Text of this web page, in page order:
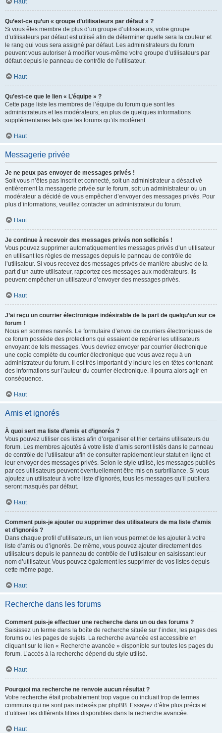
Haut
Qu’est-ce qu’un « groupe d’utilisateurs par défaut » ?
Si vous êtes membre de plus d’un groupe d’utilisateurs, votre groupe
d’utilisateurs par défaut est utilisé afin de déterminer quelle sera la couleur et
le rang qui vous sera assigné par défaut. Les administrateurs du forum
peuvent vous autoriser à modifier vous-même votre groupe d’utilisateurs par
défaut depuis le panneau de contrôle de l’utilisateur.
Haut
Qu’est-ce que le lien « L’équipe » ?
Cette page liste les membres de l’équipe du forum que sont les
administrateurs et les modérateurs, en plus de quelques informations
supplémentaires tels que les forums qu’ils modèrent.
Haut
Messagerie privée
Je ne peux pas envoyer de messages privés !
Soit vous n’êtes pas inscrit et connecté, soit un administrateur a désactivé
entièrement la messagerie privée sur le forum, soit un administrateur ou un
modérateur a décidé de vous empêcher d’envoyer des messages privés. Pour
plus d’informations, veuillez contacter un administrateur du forum.
Haut
Je continue à recevoir des messages privés non sollicités !
Vous pouvez supprimer automatiquement les messages privés d’un utilisateur
en utilisant les règles de messages depuis le panneau de contrôle de
l’utilisateur. Si vous recevez des messages privés de manière abusive de la
part d’un autre utilisateur, rapportez ces messages aux modérateurs. Ils
peuvent empêcher un utilisateur d’envoyer des messages privés.
Haut
J’ai reçu un courrier électronique indésirable de la part de quelqu’un sur ce
forum !
Nous en sommes navrés. Le formulaire d’envoi de courriers électroniques de
ce forum possède des protections qui essaient de repérer les utilisateurs
envoyant de tels messages. Vous devriez envoyer par courrier électronique
une copie complète du courrier électronique que vous avez reçu à un
administrateur du forum. Il est très important d’y inclure les en-têtes contenant
des informations sur l’auteur du courrier électronique. Il pourra alors agir en
conséquence.
Haut
Amis et ignorés
À quoi sert ma liste d’amis et d’ignorés ?
Vous pouvez utiliser ces listes afin d’organiser et trier certains utilisateurs du
forum. Les membres ajoutés à votre liste d’amis seront listés dans le panneau
de contrôle de l’utilisateur afin de consulter rapidement leur statut en ligne et
leur envoyer des messages privés. Selon le style utilisé, les messages publiés
par ces utilisateurs peuvent éventuellement être mis en surbrillance. Si vous
ajoutez un utilisateur à votre liste d’ignorés, tous les messages qu’il publiera
seront masqués par défaut.
Haut
Comment puis-je ajouter ou supprimer des utilisateurs de ma liste d’amis
et d’ignorés ?
Dans chaque profil d’utilisateurs, un lien vous permet de les ajouter à votre
liste d’amis ou d’ignorés. De même, vous pouvez ajouter directement des
utilisateurs depuis le panneau de contrôle de l’utilisateur en saisissant leur
nom d’utilisateur. Vous pouvez également les supprimer de vos listes depuis
cette même page.
Haut
Recherche dans les forums
Comment puis-je effectuer une recherche dans un ou des forums ?
Saisissez un terme dans la boîte de recherche située sur l’index, les pages des
forums ou les pages de sujets. La recherche avancée est accessible en
cliquant sur le lien « Recherche avancée » disponible sur toutes les pages du
forum. L’accès à la recherche dépend du style utilisé.
Haut
Pourquoi ma recherche ne renvoie aucun résultat ?
Votre recherche était probablement trop vague ou incluait trop de termes
communs qui ne sont pas indexés par phpBB. Essayez d’être plus précis et
d’utiliser les différents filtres disponibles dans la recherche avancée.
Haut